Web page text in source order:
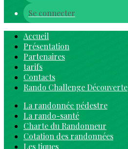
Se connecter
Accueil
Présentation
Partenaires
tarifs
Contacts
Rando Challenge Découverte
La randonnée pédestre
La rando-santé
Charte du Randonneur
Cotation des randonnées
Les tiques